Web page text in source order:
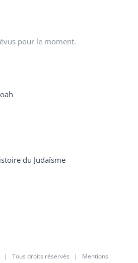
pour le moment.
du Judaïsme
| Tous droits réservés | Mentions